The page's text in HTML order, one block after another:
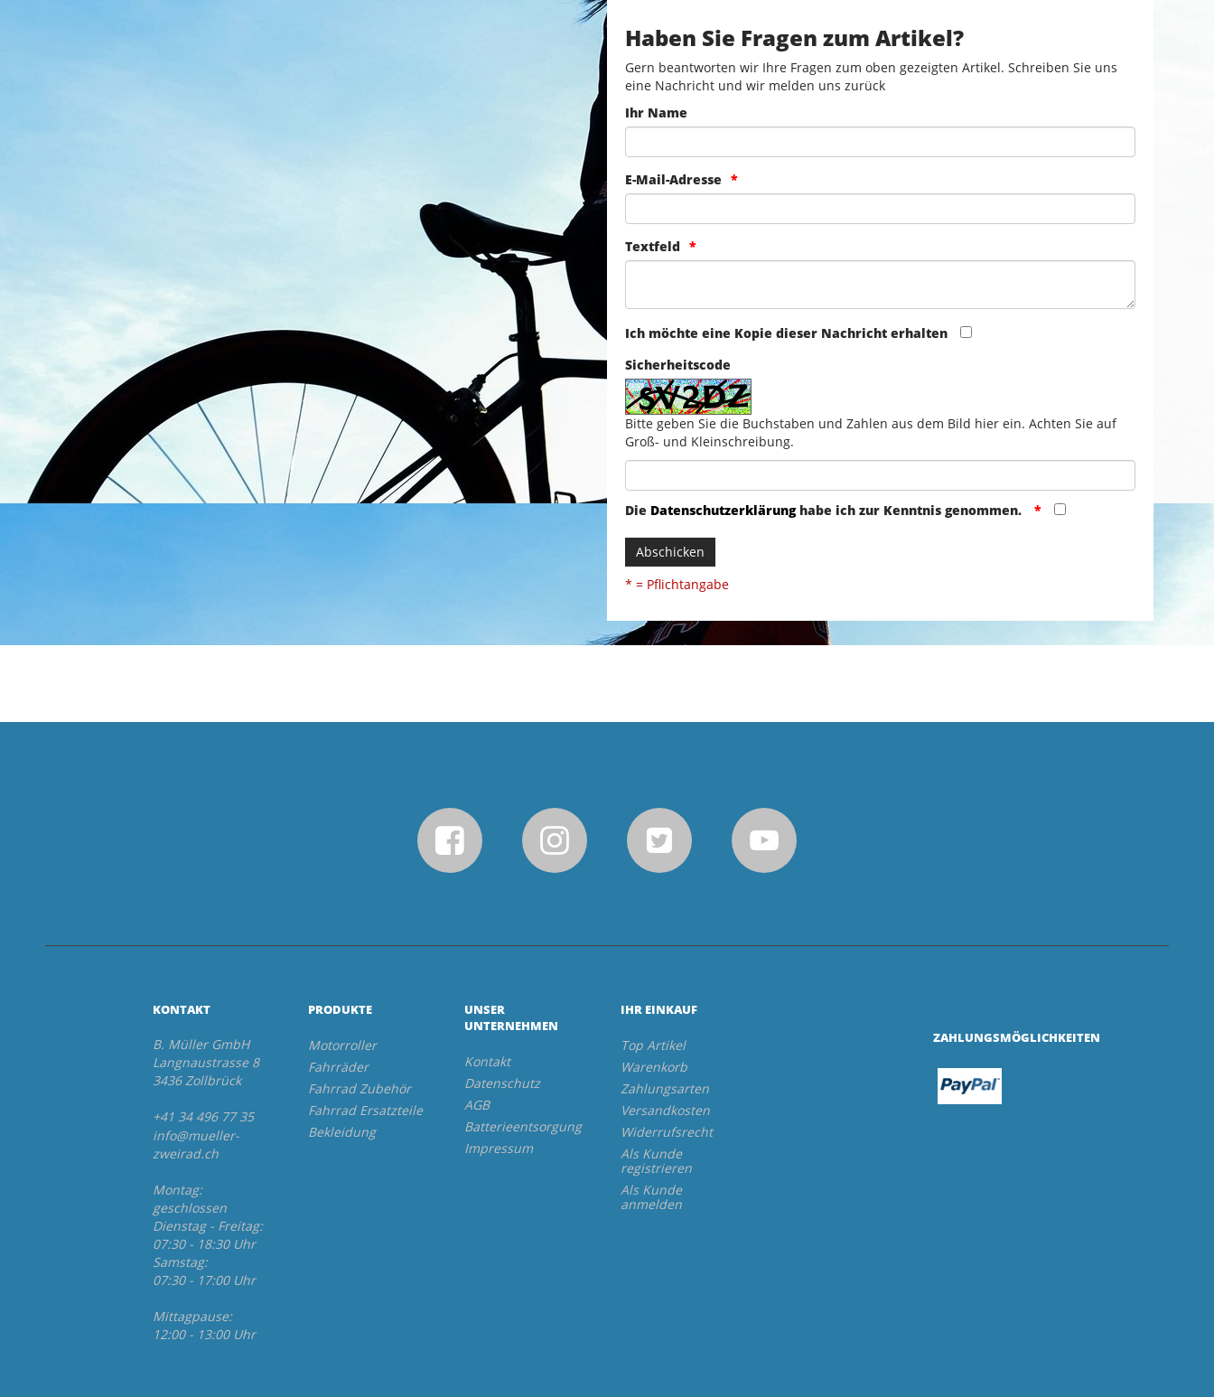
Haben Sie Fragen zum Artikel?
Gern beantworten wir Ihre Fragen zum oben gezeigten Artikel. Schreiben Sie uns
eine Nachricht und wir melden uns zurück
Ihr Name
E-Mail-Adresse
Textfeld
Ich möchte eine Kopie dieser Nachricht erhalten
Sicherheitscode
Bitte geben Sie die Buchstaben und Zahlen aus dem Bild hier ein. Achten Sie auf
Groß- und Kleinschreibung.
Die Datenschutzerklärunghabe ich zur Kenntnis genommen.
Abschicken
* = Pflichtangabe
KONTAKT
B. Müller GmbH
Langnaustrasse 8
3436 Zollbrück
+41 34 496 77 35
info@mueller-
zweirad.ch
Montag:
geschlossen
Dienstag - Freitag:
07:30 - 18:30 Uhr
Samstag:
07:30 - 17:00 Uhr
Mittagpause:
12:00 - 13:00 Uhr
PRODUKTE
Motorroller
Fahrräder
Fahrrad Zubehör
Fahrrad Ersatzteile
Bekleidung
UNSER
UNTERNEHMEN
Kontakt
Datenschutz
AGB
Batterieentsorgung
Impressum
IHR EINKAUF
Top Artikel
Warenkorb
Zahlungsarten
Versandkosten
Widerrufsrecht
Als Kunde
registrieren
Als Kunde
anmelden
ZAHLUNGSMÖGLICHKEITEN